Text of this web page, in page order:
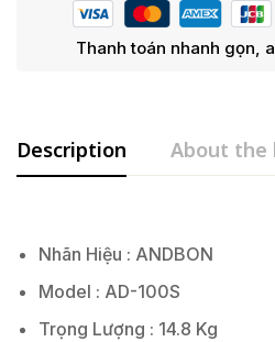
Thanh toán nhanh gọn,
Description About the
Nhãn Hiệu : ANDBON
Model : AD-100S
Trọng Lượng : 14.8 Kg